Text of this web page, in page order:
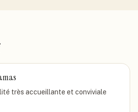
très accueillante et conviviale